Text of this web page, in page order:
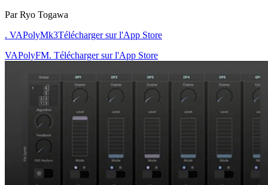
Par Ryo Togawa
. VAPolyMk3Télécharger sur l'App Store
VAPolyFM. Télécharger sur l'App Store